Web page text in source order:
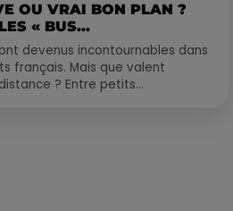
OU VRAI BON PLAN ?
« BUS...
devenus incontournables dans
français. Mais que valent
? Entre petits...